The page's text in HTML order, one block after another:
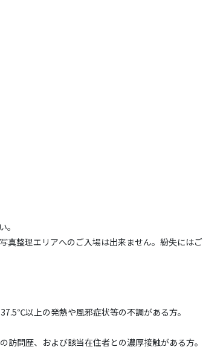
真整理エリアへのご入場は出来ません。紛失にはご
以上の発熱や風邪症状等の不調がある方。
問歴、および該当在住者との濃厚接触がある方。